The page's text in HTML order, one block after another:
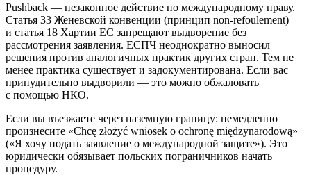
Pushback — незаконное действие по международному праву.
Статья 33 Женевской конвенции (принцип non-refoulement)
и статья 18 Хартии ЕС запрещают выдворение без
рассмотрения заявления. ЕСПЧ неоднократно выносил
решения против аналогичных практик других стран. Тем не
менее практика существует и задокументирована. Если вас
принудительно выдворили — это можно обжаловать
с помощью НКО.
Если вы въезжаете через наземную границу: немедленно
произнесите «Chcę złożyć wniosek o ochronę międzynarodową»
(«Я хочу подать заявление о международной защите»). Это
юридически обязывает польских пограничников начать
процедуру.